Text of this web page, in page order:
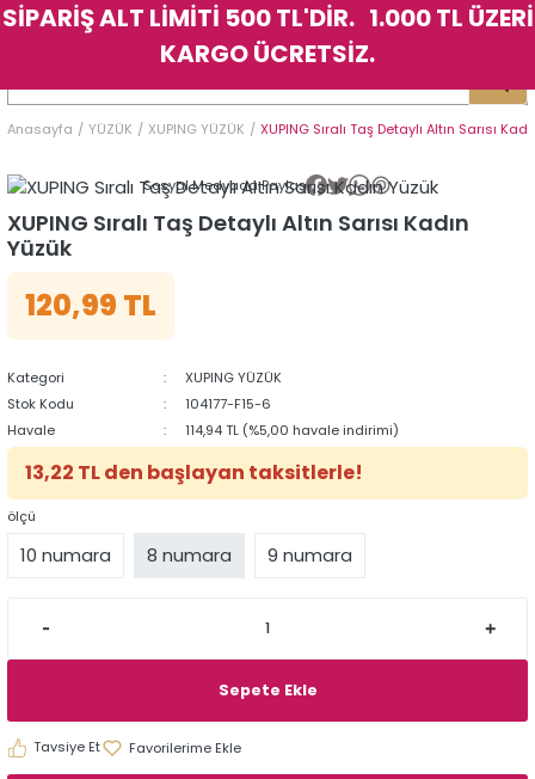
Geri Dön
Geri Dön
Geri Dön
Geri Dön
Geri Dön
Geri Dön
Anasayfa YÜZÜK XUPING YÜZÜK XUPING Sıralı Taş Detaylı Altın Sarısı
Sosyal Medyada Paylaş
XUPING Sıralı Taş Detaylı Altın Sarısı Kadın
Yüzük
120,99 TL
Kategori
XUPING YÜZÜK
Stok Kodu
104177-F15-6
Havale
114,94 TL (%5,00 havale indirimi)
13,22 TL den başlayan taksitlerle!
ölçü
10 numara 8 numara 9 numara
Sepete Ekle
Tavsiye Et
Geri Dön
Geri Dön
Geri Dön
Geri Dön
Geri Dön
Geri Dön
SİPARİŞ ALT LİMİTİ 500 TL'DİR. 1.000 TL ÜZERİ
KARGO ÜCRETSİZ.